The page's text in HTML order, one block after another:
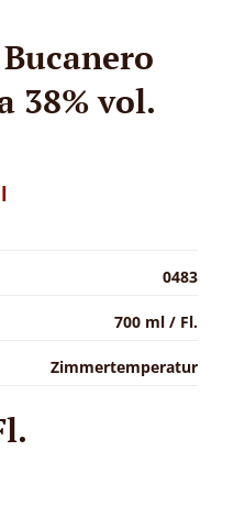
38% vol.
0483
700 ml / Fl.
Zimmertemperatur